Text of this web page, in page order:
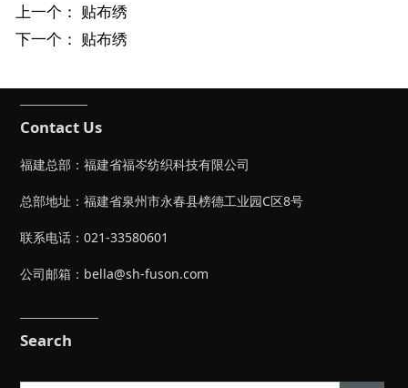
上一个： 贴布绣
下一个： 贴布绣
Contact Us
福建总部：福建省福岑纺织科技有限公司
总部地址：福建省泉州市永春县榜德工业园C区8号
联系电话：021-33580601
公司邮箱：bella@sh-fuson.com
Search